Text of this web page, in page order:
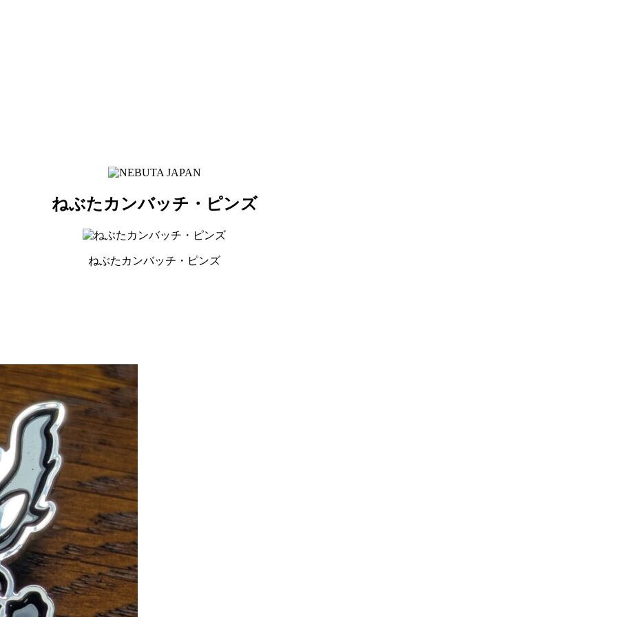
ねぶたカンバッチ・ピンズ
ねぶたカンバッチ・ピンズ